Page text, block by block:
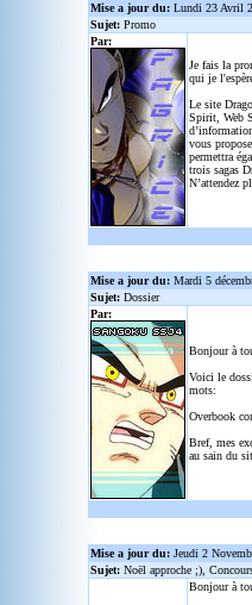
Mise a jour du: Lundi 23 Avril
Sujet: Promo
Par:
Je fais la
qui je
Le site
Spirit, Web
vous
permettra
trois sagas
N’attendez
Mise a jour du: Mardi 5
Sujet: Dossier
Par:
Bonjour à
Voici le
mots:
Overbook
Bref, mes
au sain du
Mise a jour du: Jeudi 2
Sujet: Noël approche ;),
Bonjour à